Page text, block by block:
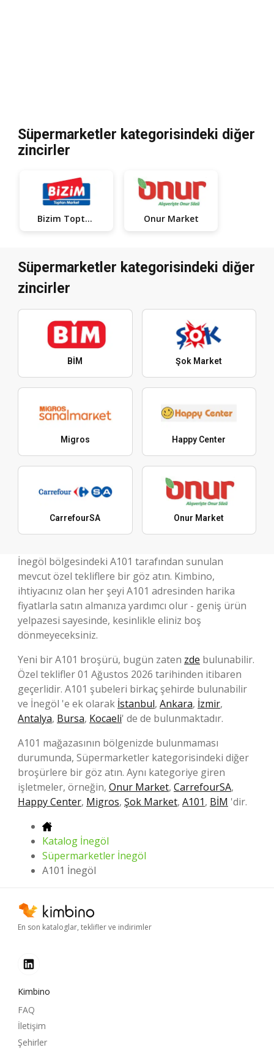
Süpermarketler kategorisindeki diğer
zincirler
Bizim Toptan Onur Market
Süpermarketler kategorisindeki diğer
zincirler
BİM Şok Market
Migros Happy Center
CarrefourSA Onur Market
İnegöl bölgesindeki A101 tarafından sunulan
mevcut özel tekliflere bir göz atın. Kimbino,
ihtiyacınız olan her şeyi A101 adresinden harika
fiyatlarla satın almanıza yardımcı olur - geniş ürün
yelpazesi sayesinde, kesinlikle eliniz boş
dönmeyeceksiniz.
Yeni bir A101 broşürü, bugün zaten zde bulunabilir.
Özel teklifler 01 Ağustos 2026 tarihinden itibaren
geçerlidir. A101 şubeleri birkaç şehirde bulunabilir
ve İnegöl 'e ek olarak İstanbul, Ankara, İzmir,
Antalya, Bursa, Kocaeli' de de bulunmaktadır.
A101 mağazasının bölgenizde bulunmaması
durumunda, Süpermarketler kategorisindeki diğer
broşürlere bir göz atın. Aynı kategoriye giren
işletmeler, örneğin, Onur Market, CarrefourSA,
Happy Center, Migros, Şok Market, A101, BİM 'dir.
Katalog İnegöl
Süpermarketler İnegöl
A101 İnegöl
En son kataloglar, teklifler ve indirimler
Kimbino
FAQ
İletişim
Şehirler